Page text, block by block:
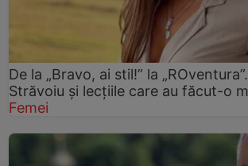
De la „Bravo, ai stil!” la
Străvoiu și lecțiile care au făcut-o
Femei